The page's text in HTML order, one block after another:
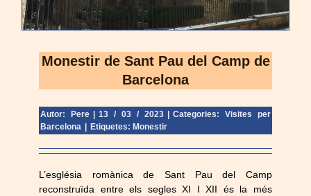
Monestir de Sant Pau del Camp de
Barcelona
Autor: Pere 13 / 03 / 2023 Categories: Visites per
Barcelona
Etiquetes: Monestir
L’església romànica de Sant Pau del Camp
reconstruïda entre els segles XI I XII és la més